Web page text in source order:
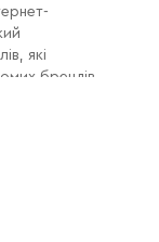
які
брендів.
наш